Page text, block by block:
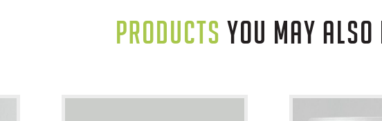
PRODUCTS YOU MAY ALSO